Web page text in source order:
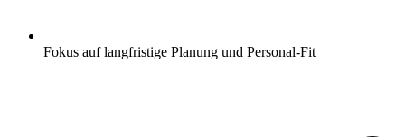
Fokus auf langfristige Planung und Personal-Fit